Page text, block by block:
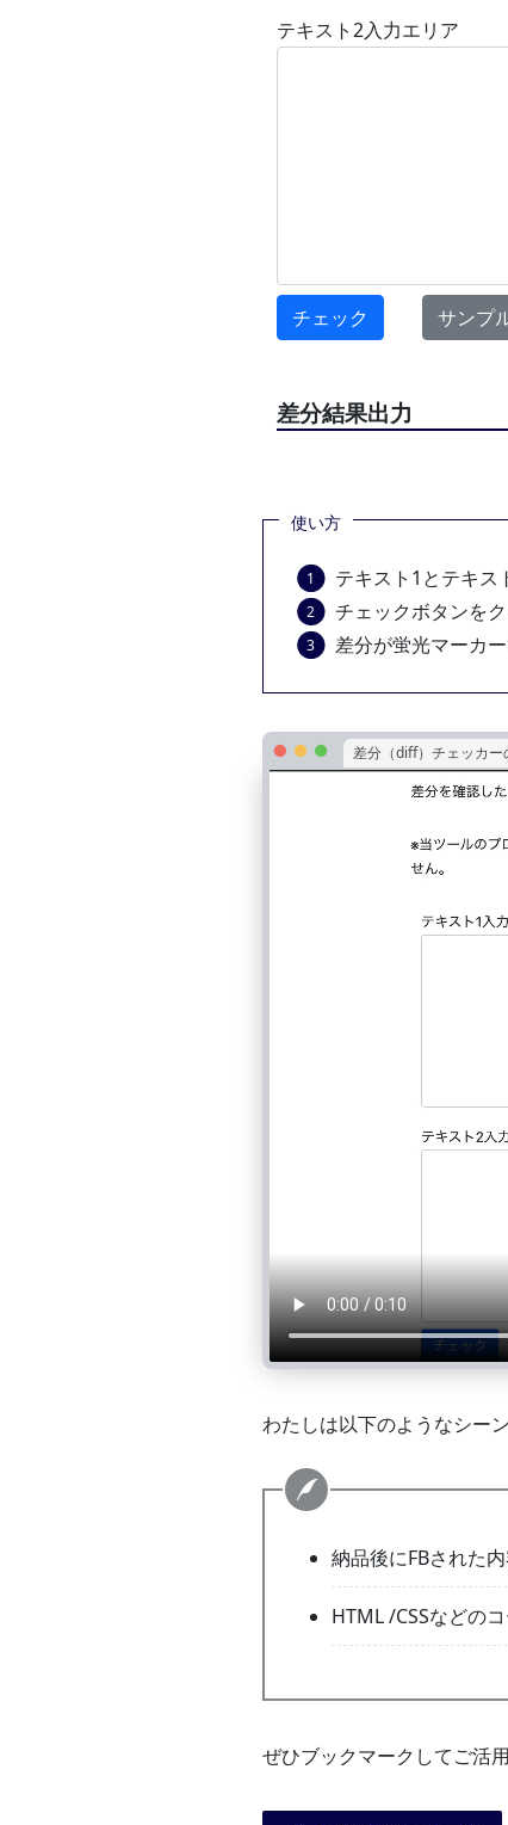
テキスト2入力エリア
チェック サンプ
差分結果出力
使い方
テキスト1とテキス
チェックボタンを
差分が蛍光マーカ
差分（diff）チェッカー
わたしは以下のようなシー
納品後にFBされた
HTML /CSSなどの
ぜひブックマークしてご活